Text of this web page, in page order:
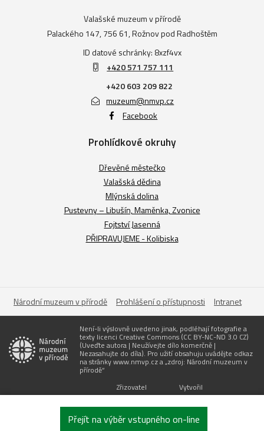
Přejít na výběr vstupného on-line
Dnes jsou otevřeny 4 okruhy
Valašské muzeum v přírodě
Palackého 147, 756 61, Rožnov pod Radhoštěm
ID datové schránky: 8xzf4vx
+420 571 757 111
+420 603 209 822
muzeum@nmvp.cz
Facebook
Prohlídkové okruhy
Dřevěné městečko
Valašská dědina
Mlýnská dolina
Pustevny – Libušín, Maměnka, Zvonice
Fojtství Jasenná
PŘIPRAVUJEME - Kolibiska
Národní muzeum v přírodě Prohlášení o přístupnosti Intranet
Není-li výslovně uvedeno jinak, podléhají fotografie a
texty licenci Creative Commons (CC BY-NC-ND 3.0 CZ)
(Uveďte autora | Neužívejte dílo komerčně |
Nezasahujte do díla). Pro užití obsahuju uvádějte odkaz
na stránky www.nmvp.cz a „zdroj: Národní muzeum v
přírodě“
Zřizovatel
Vytvořil